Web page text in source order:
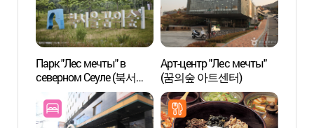
Парк "Лес мечты" в
северном Сеуле (북서울
꿈의숲)
Арт-центр "Лес мечты"
(꿈의숲 아트센터)